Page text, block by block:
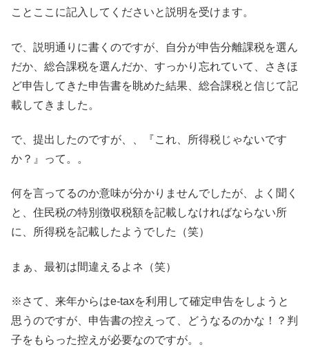
ことここに記入してくださいと説明を受けます。
で、説明通りに書くのですが、自分が申告分離課税を選ん
だか、総合課税を選んだか、すっかり忘れていて、さきほ
ど申告してきた申告書を眺めた結果、総合課税と信じて記
載してきました。
で、提出したのですが、、『これ、所得税じゃないです
か？』って。。
何を言ってるのか意味が分かりませんでしたが、よく聞く
と、住民税の特別徴収税額を記載しなければならない所
に、所得税を記載したようでした（笑）
まぁ、最初は間違えるよネ（笑）
※さて、来年からはe-taxを利用して確定申告をしようと
思うのですが、申告書の控えって、どうなるのかな！？判
子をもらった控えが必要なのですが。。